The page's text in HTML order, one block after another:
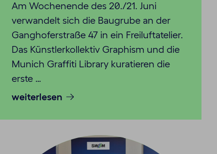
Am Wochenende des 20./21. Juni
verwandelt sich die Baugrube an der
Ganghoferstraße 47 in ein Freiluftatelier.
Das Künstlerkollektiv Graphism und die
Munich Graffiti Library kuratieren die
erste …
weiterlesen